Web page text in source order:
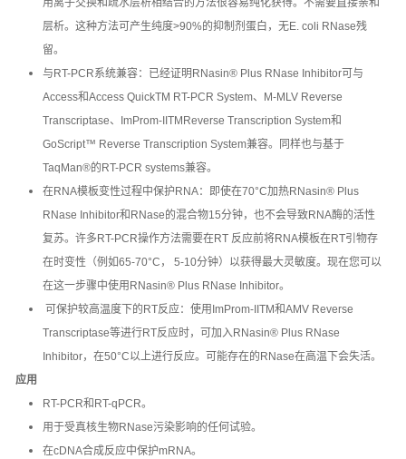
用离子交换和疏水层析相结合的方法很容易纯化获得。不需要直接亲和
层析。这种方法可产生纯度>90%的抑制剂蛋白，无E. coli RNase残
留。
与RT-PCR系统兼容：已经证明RNasin® Plus RNase Inhibitor可与
Access和Access QuickTM RT-PCR System、M-MLV Reverse
Transcriptase、ImProm-IITMReverse Transcription System和
GoScript™ Reverse Transcription System兼容。同样也与基于
TaqMan®的RT-PCR systems兼容。
在RNA模板变性过程中保护RNA：即使在70°C加热RNasin® Plus
RNase Inhibitor和RNase的混合物15分钟，也不会导致RNA酶的活性
复苏。许多RT-PCR操作方法需要在RT 反应前将RNA模板在RT引物存
在时变性（例如65-70°C， 5-10分钟）以获得最大灵敏度。现在您可以
在这一步骤中使用RNasin® Plus RNase Inhibitor。
可保护较高温度下的RT反应：使用ImProm-IITM和AMV Reverse
Transcriptase等进行RT反应时，可加入RNasin® Plus RNase
Inhibitor，在50°C以上进行反应。可能存在的RNase在高温下会失活。
应用
RT-PCR和RT-qPCR。
用于受真核生物RNase污染影响的任何试验。
在cDNA合成反应中保护mRNA。